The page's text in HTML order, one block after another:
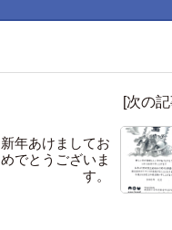
[次の
新年あけましてお
めでとうございま
す。